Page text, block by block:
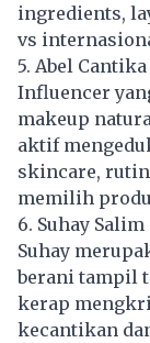
ingredients,
vs
5. Abel
Influencer
makeup
aktif
skincare,
memilih
6. Suhay
Suhay
berani tampil
kerap
kecantikan